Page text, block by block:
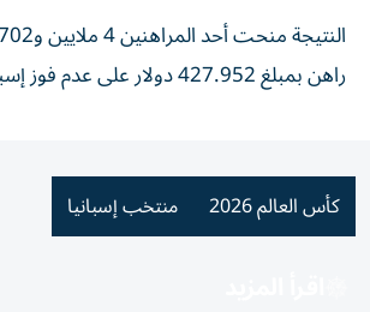
راهن بمبلغ 427.952 دولار على عدم فوز إسبانيا .
كأس العالم 2026 منتخب إسبانيا